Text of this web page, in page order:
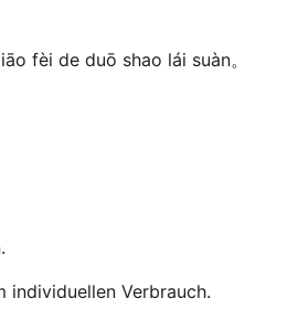
fèi de duō shao lái suàn。
individuellen Verbrauch.